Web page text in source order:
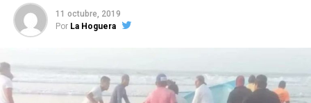
11 octubre, 2019
Por La Hoguera